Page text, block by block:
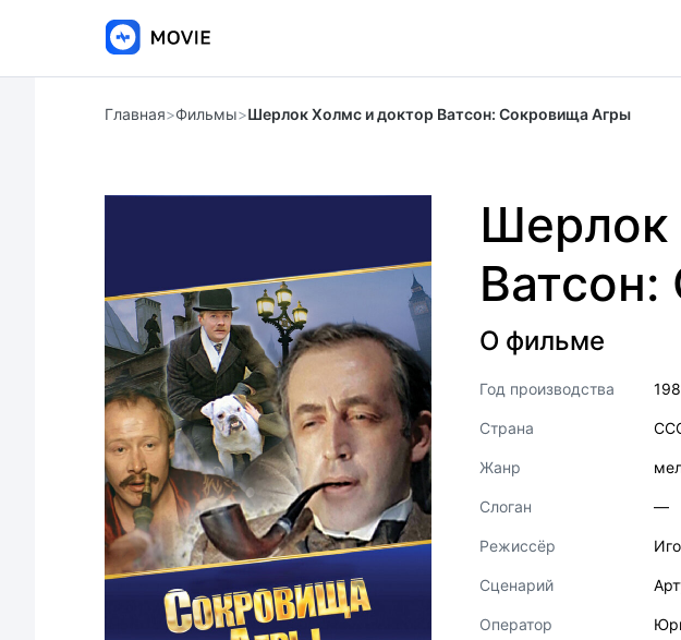
Главная>Фильмы>Шерлок Холмс и доктор Ватсон: Сокровища Агры
Шерлок
О фильме
Год производства
Страна
Жанр
Слоган —
Режиссёр
Сценарий
Оператор